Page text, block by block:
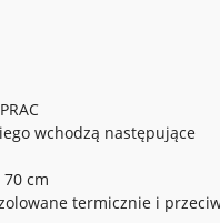
wchodzą następujące
cm
termicznie i